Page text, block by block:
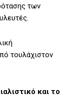
των
τουλάχιστον
και το